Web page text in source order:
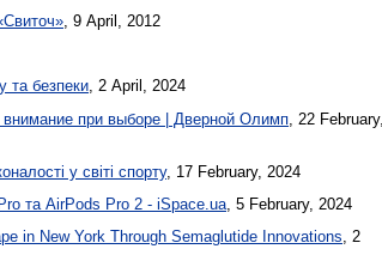
9 April, 2012
та безпеки, 2 April, 2024
при выборе | Дверной Олимп , 22 February,
у світі спорту, 17 February, 2024
та AirPods Pro 2 - iSpace.ua , 5 February, 2024
in New York Through Semaglutide Innovations, 2